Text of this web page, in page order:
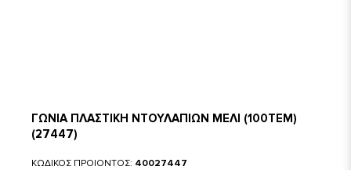
ΓΩΝΙΑ ΠΛΑΣΤΙΚΗ ΝΤΟΥΛΑΠΙΩΝ ΜΕΛΙ (100ΤΕΜ)
(27447)
ΚΩΔΙΚΟΣ ΠΡΟΙΟΝΤΟΣ: 40027447